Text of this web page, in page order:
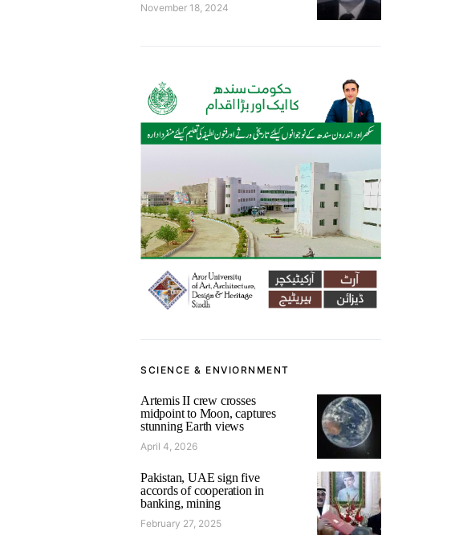
November 18, 2024
SCIENCE & ENVIORNMENT
Artemis II crew crosses
midpoint to Moon, captures
stunning Earth views
April 4, 2026
Pakistan, UAE sign five
accords of cooperation in
banking, mining
February 27, 2025